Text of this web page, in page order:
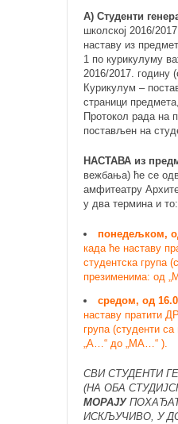
А) Студенти
школској 2016/
наставу из
1 по курикулуму
2016/2017. годину
Курикулум –
страници
Протокол рада на
постављен на
НАСТАВА из
вежбања) ће се
амфитеатру
у два термина и то:
понедељком,
када ће наставу
студентска група
презименима: од
средом, од
наставу пратити
група (студенти
„А…“ до „МА…“ ).
СВИ СТУДЕНТИ
(НА ОБА
МОРАЈУ
ИСКЉУЧИВО, У